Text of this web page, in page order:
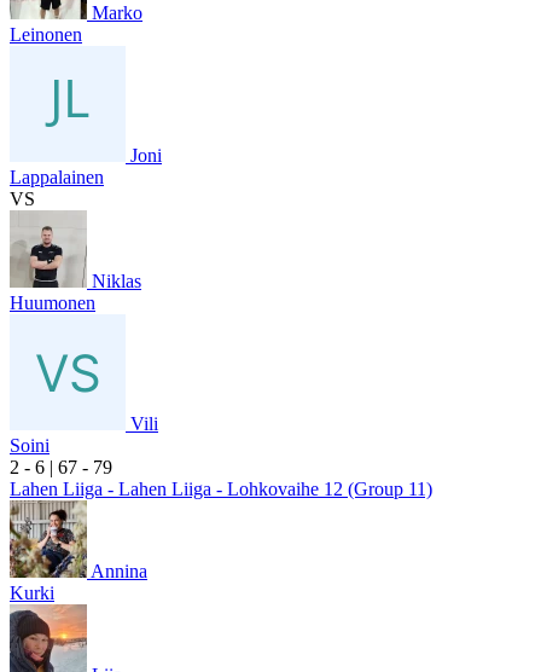
Marko
Leinonen
Joni
Lappalainen
VS
Niklas
Huumonen
Vili
Soini
2 - 6 | 67 - 79
Lahen Liiga - Lahen Liiga - Lohkovaihe 12 (Group 11)
Annina
Kurki